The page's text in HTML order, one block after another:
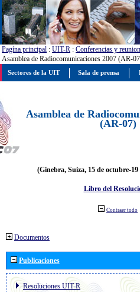
Pagína principal : UIT-R : Conferencias y
Asamblea de Radiocomunicaciones 2007 (AR-
Asamblea de
(AR-07)
(Ginebra, Suiza, 15 de octubre-19
Libro del
Contraer todo
Documentos
Publicaciones
Resoluciones UIT-R
Sectores de la UIT Sala de prensa